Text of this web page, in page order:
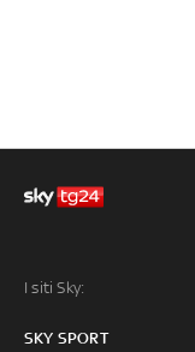
I siti Sky:
SKY SPORT